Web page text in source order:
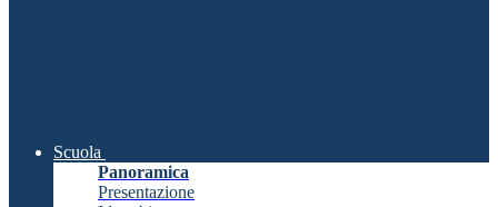
Scuola
Panoramica
Presentazione